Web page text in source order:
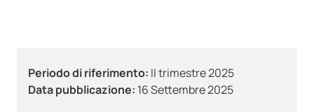
Periodo di riferimento: II trimestre 2025
Data pubblicazione: 16 Settembre 2025